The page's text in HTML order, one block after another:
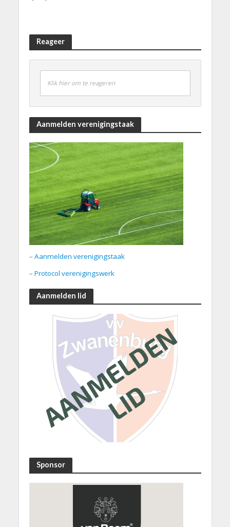
Reageer
Klik hier om te reageren
Aanmelden verenigingstaak
– Aanmelden verenigingstaak
– Protocol verenigingswerk
Aanmelden lid
Sponsor